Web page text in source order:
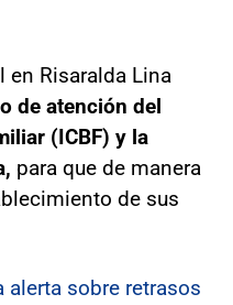
en Risaralda Lina
de atención del
(ICBF) y la
para que de manera
de sus
alerta sobre retrasos